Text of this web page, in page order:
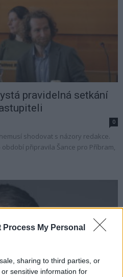
Process My Personal
sharing to third parties, or
sensitive information for
pravidelná setkání
0
shodovat s názory redakce.
období připravila Šance pro Příbram,